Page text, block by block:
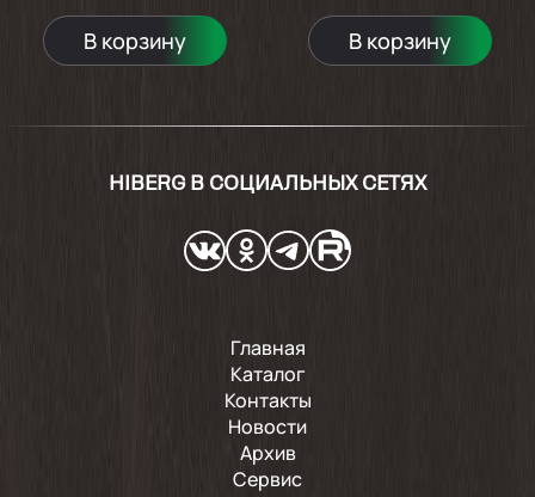
Рекоменбую
В корзину В корзину
HIBERG В СОЦИАЛЬНЫХ СЕТЯХ
Главная
Каталог
Контакты
Новости
Архив
Сервис